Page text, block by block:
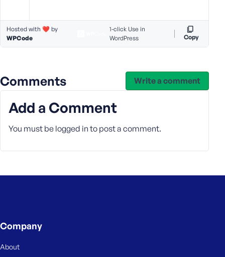
Hosted with ❤️ by
WPCode
1-click Use in
WordPress
Copy
Comments Write a comment
Add a Comment
You must be logged in to post a comment.
Company
About